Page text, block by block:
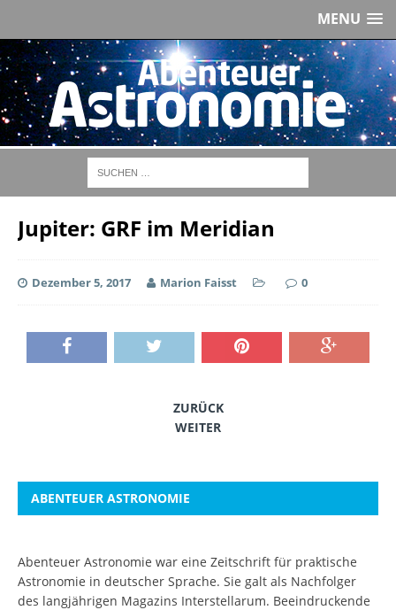
MENU
Jupiter: GRF im Meridian
Dezember 5, 2017 Marion Faisst 0
ZURÜCK
WEITER
ABENTEUER ASTRONOMIE
Abenteuer Astronomie war eine Zeitschrift für praktische
Astronomie in deutscher Sprache. Sie galt als Nachfolger
des langjährigen Magazins Interstellarum. Beeindruckende